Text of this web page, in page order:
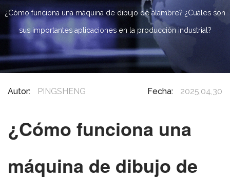
¿Cómo funciona una máquina de dibujo de alambre? ¿Cuáles son
sus importantes aplicaciones en la producción industrial?
Autor: PINGSHENG Fecha: 2025,04,30
¿Cómo funciona una
máquina de dibujo de